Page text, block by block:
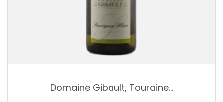
Domaine Gibault, Touraine...